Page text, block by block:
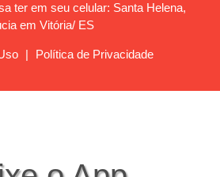
ter em seu celular: Santa Helena,
em Vitória/ ES
| Política de Privacidade